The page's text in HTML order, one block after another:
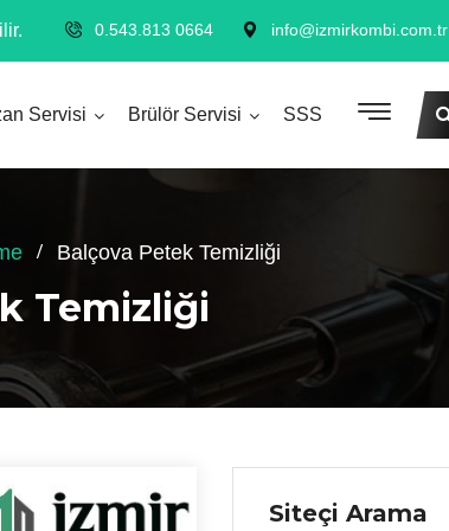
0.543.813 0664 info@izmirkombi.com.tr
Servisi Brülör Servisi SSS
Balçova Petek Temizliği
Temizliği
Siteçi Arama